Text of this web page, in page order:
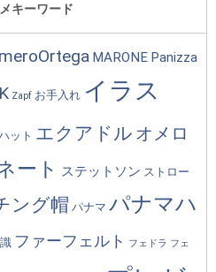
キーワード
MARONE Panizza
Zapf お手入れ イラス
ット エクアドル オメロ
ート ステットソン ストロー
ング帽 パナマ パナマハ
ファーフェルト フェドラ フェ